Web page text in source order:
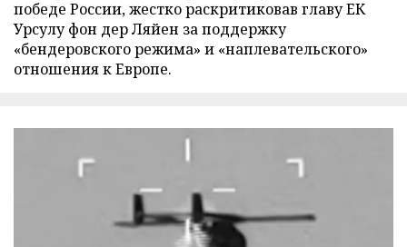
победе России, жестко раскритиковав главу ЕК
Урсулу фон дер Ляйен за поддержку
«бендеровского режима» и «наплевательского»
отношения к Европе.